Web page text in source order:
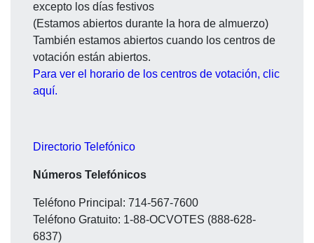
excepto los días festivos
(Estamos abiertos durante la hora de almuerzo)
También estamos abiertos cuando los centros de
votación están abiertos.
Para ver el horario de los centros de votación, clic
aquí.
Directorio Telefónico
Números Telefónicos
Teléfono Principal: 714-567-7600
Teléfono Gratuito: 1-88-OCVOTES (888-628-
6837)